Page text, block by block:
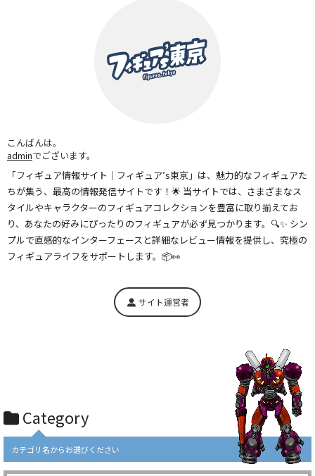
こんばんは。
adminでございます。
「フィギュア情報サイト｜フィギュア’s東京」は、魅力的なフィギュアた
ちが集う、最高の情報発信サイトです！🌟 当サイトでは、さまざまなス
タイルやキャラクターのフィギュアコレクションを豊富に取り揃えてお
り、あなたの好みにぴったりのフィギュアが必ず見つかります。🔍✨ シン
プルで直感的なインターフェースと詳細なレビュー情報を提供し、究極の
フィギュアライフをサポートします。📦👀
サイト運営者
Category
カテゴリ名からお選びください